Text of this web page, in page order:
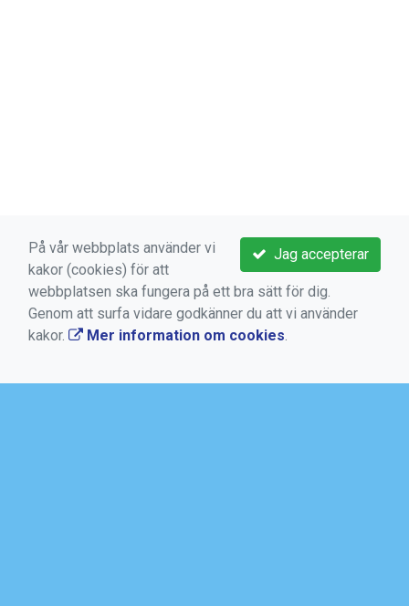
Jag accepterar
På vår webbplats använder vi
kakor (cookies) för att
webbplatsen ska fungera på ett bra sätt för dig.
Genom att surfa vidare godkänner du att vi använder
kakor.
Mer information om cookies.